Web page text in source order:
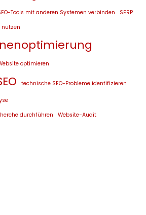
Tools mit anderen Systemen verbinden
SERP
nutzen
optimieren
technische SEO-Probleme identifizieren
durchführen
Website-Audit